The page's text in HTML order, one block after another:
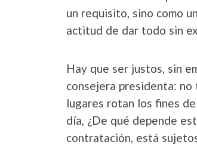
un requisito, sino como
actitud de dar todo sin
Hay que ser justos, sin
consejera presidenta: no
lugares rotan los fines
día, ¿De qué depende
contratación, está